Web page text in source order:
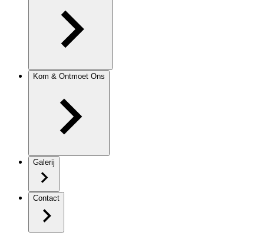
Kom & Ontmoet Ons
Galerij
Contact